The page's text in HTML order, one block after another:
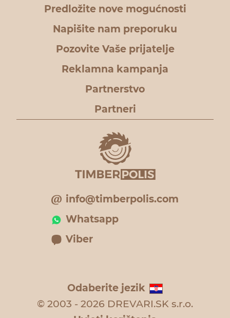
Predložite nove mogućnosti
Napišite nam preporuku
Pozovite Vaše prijatelje
Reklamna kampanja
Partnerstvo
Partneri
info@timberpolis.com
Whatsapp
Viber
Odaberite jezik
© 2003 - 2026 DREVARI.SK s.r.o.